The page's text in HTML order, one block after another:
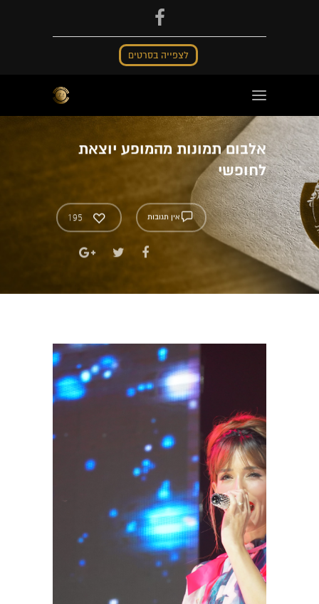
לצפייה בסרטים
אלבום תמונות מהמופע יוצאת
לחופשי
אין תגובות 195